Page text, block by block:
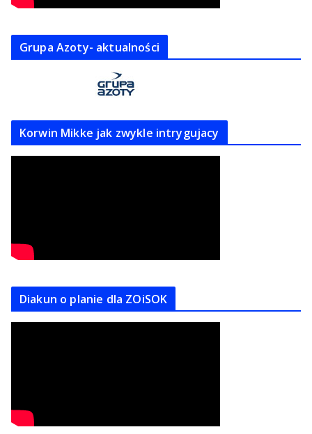
Grupa Azoty- aktualności
Korwin Mikke jak zwykle intrygujacy
Diakun o planie dla ZOiSOK